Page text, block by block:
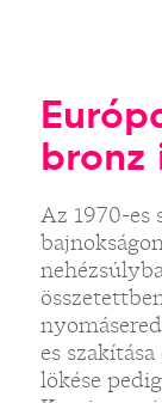
bronz
Az 1970-es
es
lökése